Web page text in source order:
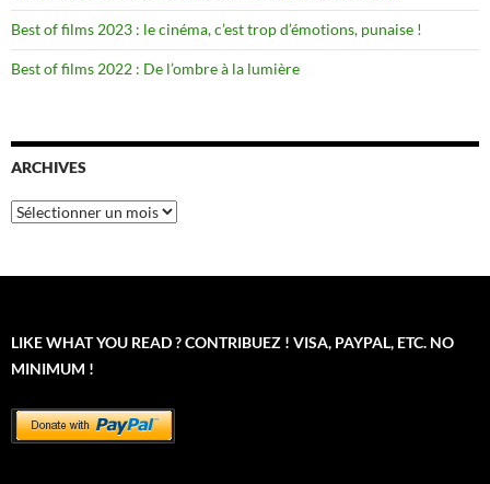
Best of films 2023 : le cinéma, c’est trop d’émotions, punaise !
Best of films 2022 : De l’ombre à la lumière
ARCHIVES
Archives
LIKE WHAT YOU READ ? CONTRIBUEZ ! VISA, PAYPAL, ETC. NO
MINIMUM !